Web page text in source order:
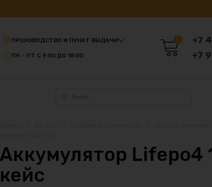
ПРОИЗВОДСТВО И ПУНКТ ВЫДАЧИ
ПН – ПТ С 9:00 ДО 18:00
0
+7
+7
Аккумулятор Lifepo4
кейс